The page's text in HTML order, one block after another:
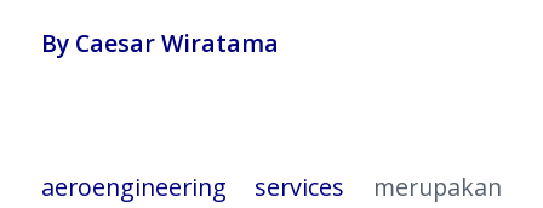
By Caesar Wiratama
aeroengineering services merupakan